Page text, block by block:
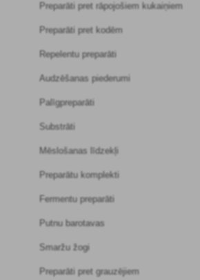
Preparāti pret rāpojošiem kukaiņiem
Preparāti pret kodēm
Repelentu preparāti
Audzēšanas piederumi
Palīgpreparāti
Substrāti
Mēslošanas līdzekļi
Preparātu komplekti
Fermentu preparāti
Putnu barotavas
Smaržu žogi
Preparāti pret grauzējiem